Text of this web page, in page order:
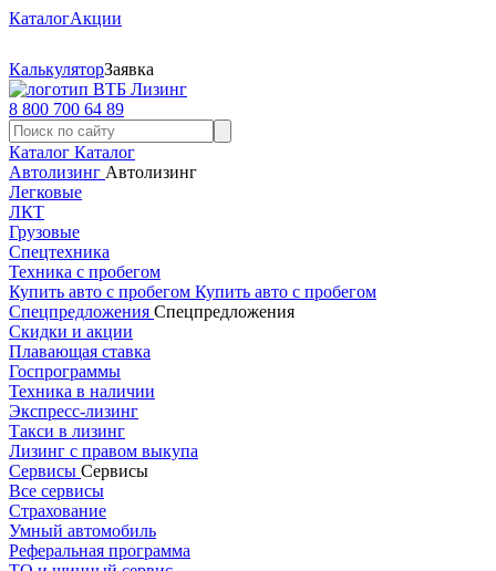
КаталогАкции
КалькуляторЗаявка
8 800 700 64 89
Каталог Каталог
Автолизинг Автолизинг
Легковые
ЛКТ
Грузовые
Спецтехника
Техника с пробегом
Купить авто с пробегом Купить авто с пробегом
Спецпредложения Спецпредложения
Скидки и акции
Плавающая ставка
Госпрограммы
Техника в наличии
Экспресс-лизинг
Такси в лизинг
Лизинг с правом выкупа
Сервисы Сервисы
Все сервисы
Страхование
Умный автомобиль
Реферальная программа